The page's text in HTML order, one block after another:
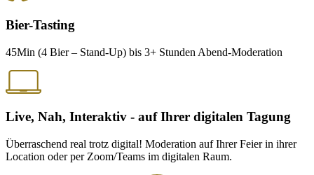
Bier-Tasting
45Min (4 Bier – Stand-Up) bis 3+ Stunden Abend-Moderation
Live, Nah, Interaktiv - auf Ihrer digitalen Tagung
Überraschend real trotz digital! Moderation auf Ihrer Feier in ihrer
Location oder per Zoom/Teams im digitalen Raum.